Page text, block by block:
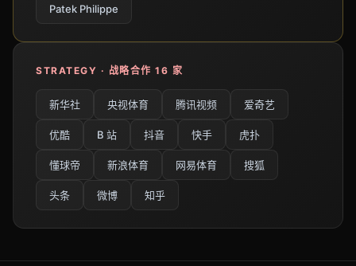
Patek Philippe
STRATEGY · 战略合作 16 家
新华社 央视体育 腾讯视频 爱奇艺
优酷 B 站 抖音 快手 虎扑
懂球帝 新浪体育 网易体育 搜狐
头条 微博 知乎